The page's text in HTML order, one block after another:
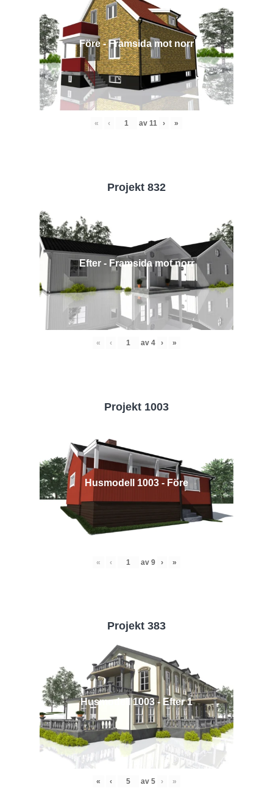
Före - Framsida mot norr
« ‹ av 11 › »
Projekt 832
Efter - Framsida mot norr
« ‹ av 4 › »
Projekt 1003
Husmodell 1003 - Före
« ‹ av 9 › »
Projekt 383
Husmodell 1003 - Efter 1
« ‹ av 5 › »